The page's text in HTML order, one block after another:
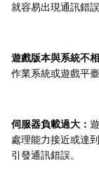
就容易出現通訊錯
遊戲版本與系統不相
作業系統或遊戲平
伺服器負載過大：
處理能力接近或達
引發通訊錯誤。